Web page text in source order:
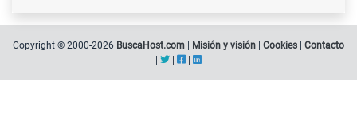
Copyright © 2000-2026 BuscaHost.com Misión y visión Cookies
Contacto